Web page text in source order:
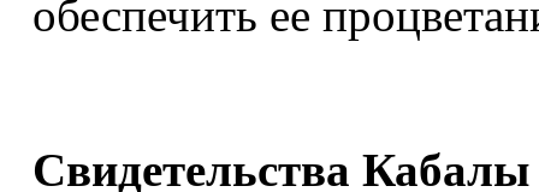
обеспечить ее
Свидетельства Кабалы